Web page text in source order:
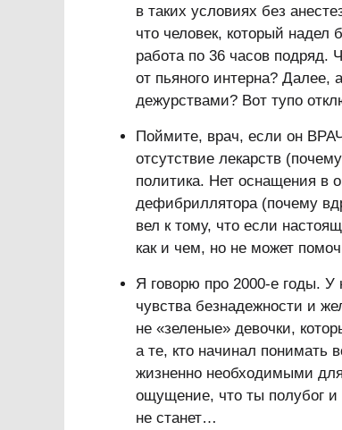
в таких условиях без
что человек, который
работа по 36 часов подряд.
от пьяного интерна? Далее,
дежурствами? Вот тупо
Поймите, врач, если он
отсутствие лекарств
политика. Нет оснащения в
дефибриллятора (почему
вел к тому, что если
как и чем, но не может
Я говорю про 2000-е годы. У
чувства безнадежности и
не «зеленые» девочки,
а те, кто начинал понимать
жизненно необходимыми
ощущение, что ты полубог и
не станет…